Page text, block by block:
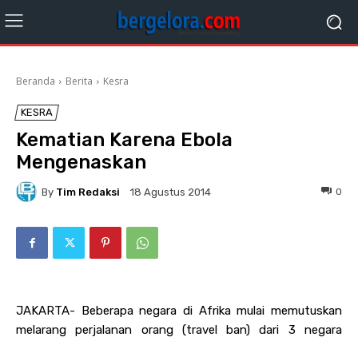
Beranda Berita Kesra
KESRA
Kematian Karena Ebola
Mengenaskan
By Tim Redaksi 18 Agustus 2014 0
JAKARTA- Beberapa negara di Afrika mulai memutuskan
melarang perjalanan orang (travel ban) dari 3 negara